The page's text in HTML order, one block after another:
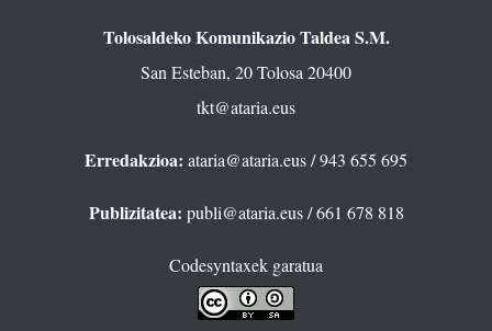
Tolosaldeko Komunikazio Taldea S.M.
San Esteban, 20 Tolosa 20400
tkt@ataria.eus
Erredakzioa: ataria@ataria.eus/ 943 655 695
Publizitatea: publi@ataria.eus/ 661 678 818
Codesyntaxek garatua